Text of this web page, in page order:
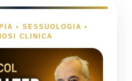
• SESSUOLOGIA •
CLINICA